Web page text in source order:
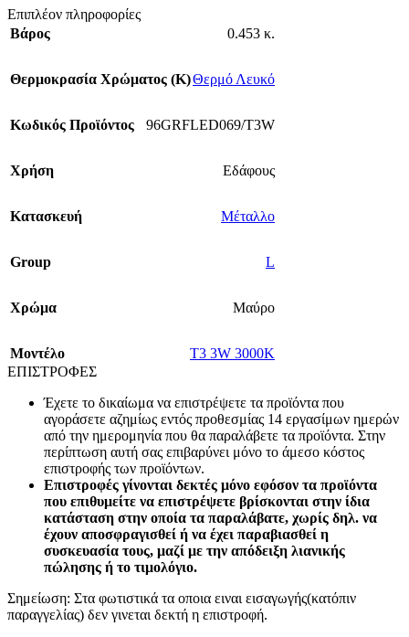
Επιπλέον πληροφορίες
Βάρος
0.453 κ.
Θερμοκρασία Χρώματος (Κ)Θερμό Λευκό
Κωδικός Προϊόντος 96GRFLED069/T3W
Χρήση Εδάφους
Κατασκευή Μέταλλο
Group L
Χρώμα Μαύρο
Mοντέλο
T3 3W 3000K
ΕΠΙΣΤΡΟΦΕΣ
Έχετε το δικαίωμα να επιστρέψετε τα προϊόντα που
αγοράσετε αζημίως εντός προθεσμίας 14 εργασίμων ημερών
από την ημερομηνία που θα παραλάβετε τα προϊόντα. Στην
περίπτωση αυτή σας επιβαρύνει μόνο το άμεσο κόστος
επιστροφής των προϊόντων.
Επιστροφές γίνονται δεκτές μόνο εφόσον τα προϊόντα
που επιθυμείτε να επιστρέψετε βρίσκονται στην ίδια
κατάσταση στην οποία τα παραλάβατε, χωρίς δηλ. να
έχουν αποσφραγισθεί ή να έχει παραβιασθεί η
συσκευασία τους, μαζί με την απόδειξη λιανικής
πώλησης ή το τιμολόγιο.
Σημείωση: Στα φωτιστικά τα οποια ειναι εισαγωγής(κατόπιν
παραγγελίας) δεν γινεται δεκτή η επιστροφή.